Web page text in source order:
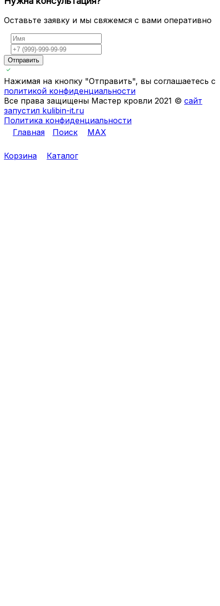
Оставьте заявку и мы свяжемся с вами оперативно
Отправить
Нажимая на кнопку "Отправить", вы соглашаетесь с
политикой конфиденциальности
Все права защищены Мастер кровли 2021 © сайт
запустил kulibin-it.ru
Политика конфиденциальности
Главная
Поиск MAX
Корзина Каталог